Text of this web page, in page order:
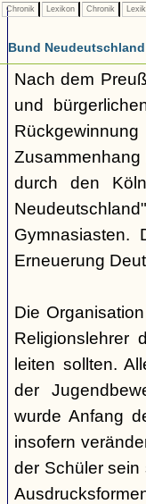
Chronik Lexikon Chronik
Bund Neudeutschland
Nach dem
und
durch den
Gymnasiasten.
Erneuerung
Die
Religionslehrer
leiten sollten.
der
wurde Anfang
insofern
der Schüler